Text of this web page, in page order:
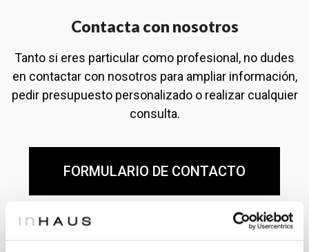
Contacta con nosotros
Tanto si eres particular como profesional, no dudes
en contactar con nosotros para ampliar información,
pedir presupuesto personalizado o realizar cualquier
consulta.
FORMULARIO DE CONTACTO